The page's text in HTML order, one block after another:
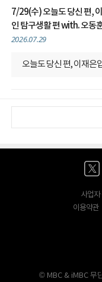
7/29(수) 오늘도 당신 편,
인 탐구생활 편 with. 오동
2026.07.29
오늘도 당신 편, 이재은
사업자
이용약관
© MBC & iMBC 무